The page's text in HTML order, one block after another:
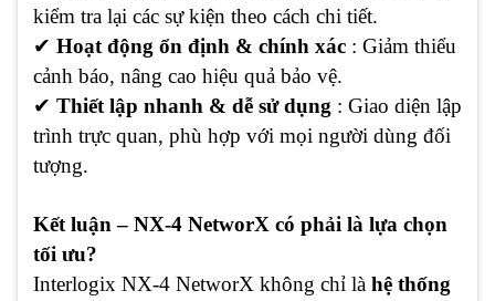
kiểm tra lại các sự kiện theo cách chi tiết.
✔ Hoạt động ổn định & chính xác : Giảm thiểu
cảnh báo, nâng cao hiệu quả bảo vệ.
✔ Thiết lập nhanh & dễ sử dụng : Giao diện lập
trình trực quan, phù hợp với mọi người dùng đối
tượng.
Kết luận – NX-4 NetworX có phải là lựa chọn
tối ưu?
Interlogix NX-4 NetworX không chỉ là hệ thống